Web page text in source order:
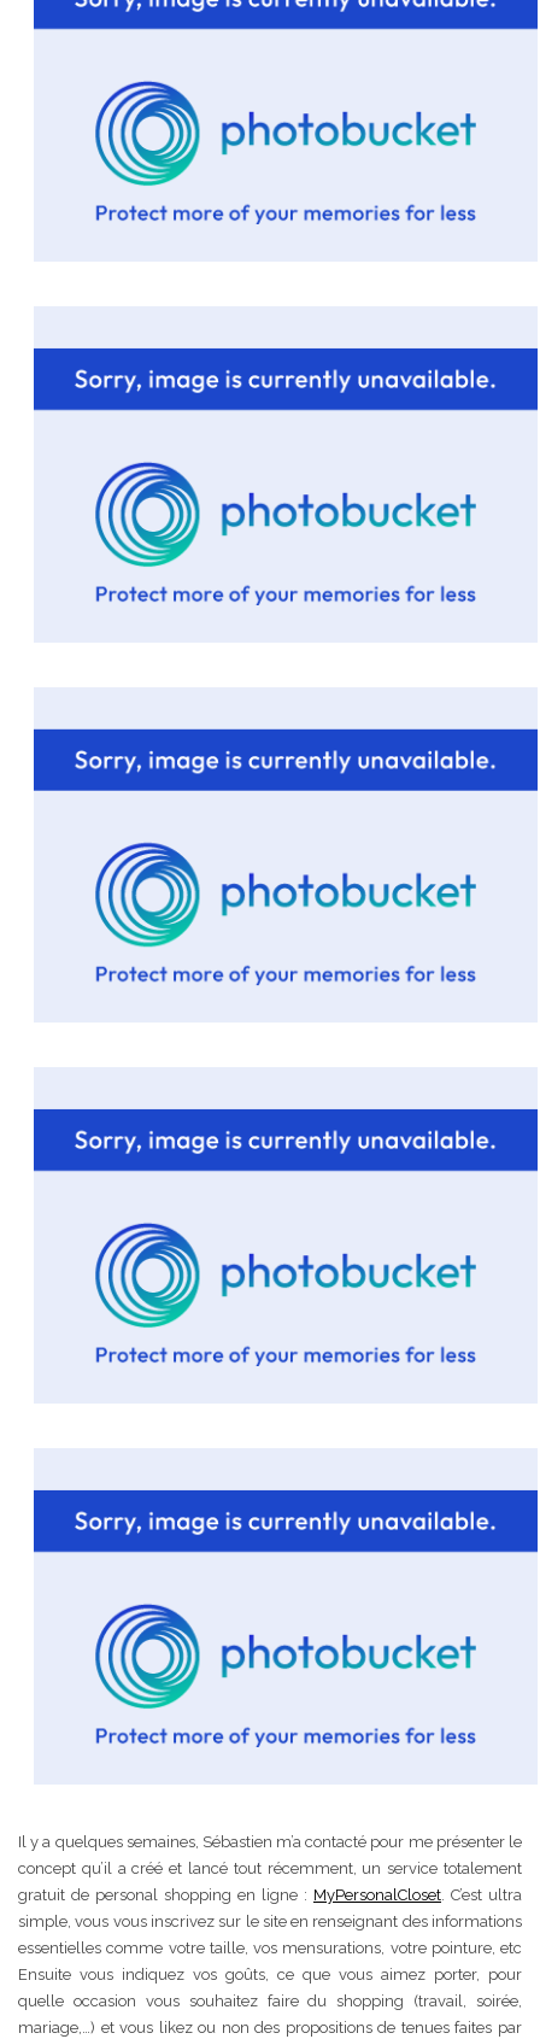
Il y a quelques semaines, Sébastien m’a contacté pour me présenter le
concept qu’il a créé et lancé tout récemment, un service totalement
gratuit de personal shopping en ligne : MyPersonalCloset . C’est ultra
simple, vous vous inscrivez sur le site en renseignant des informations
essentielles comme votre taille, vos mensurations, votre pointure, etc
Ensuite vous indiquez vos goûts, ce que vous aimez porter, pour
quelle occasion vous souhaitez faire du shopping (travail, soirée,
mariage,…) et vous likez ou non des propositions de tenues faites par